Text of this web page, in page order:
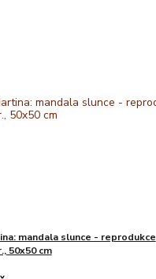
mandala slunce - reprodukce
50x50 cm